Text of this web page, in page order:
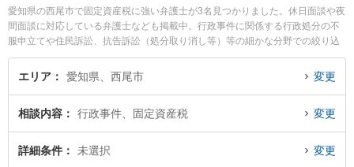
愛知県の西尾市で固定資産税に強い弁護士が3名見つかりました。休日面談や夜
間面談に対応している弁護士なども掲載中。行政事件に関係する行政処分の不
服申立てや住民訴訟、抗告訴訟（処分取り消し等）等の細かな分野での絞り込
み検索もでき便利です。特に弁護士法人坂田法律事務所の坂田 吉郎弁護士や安
藤法律事務所の安藤 芳朗弁護士、弁護士法人坂田法律事務所の髙木 卓也弁護士
『固定資産税のトラブル解決の実績豊富な近くの弁護士を検索したい』『初回
相談無料で固定資産税を法律相談できる西尾市内の弁護士に相談予約したい』
などでお困りの相談者さんにおすすめです。
エリア 愛知県、西尾市 変更
相談内容 行政事件、固定資産税 変更
詳細条件 未選択 変更